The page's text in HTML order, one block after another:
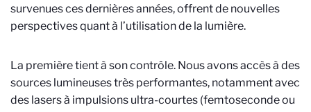
survenues ces dernières années, offrent de nouvelles
perspectives quant à l’utilisation de la lumière.
La première tient à son contrôle. Nous avons accès à des
sources lumineuses très performantes, notamment avec
des lasers à impulsions ultra-courtes (femtoseconde ou